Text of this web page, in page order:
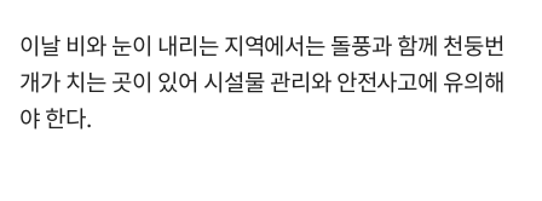
이날 비와 눈이 내리는 지역에서는 돌풍과 함께 천둥번
개가 치는 곳이 있어 시설물 관리와 안전사고에 유의해
야 한다.